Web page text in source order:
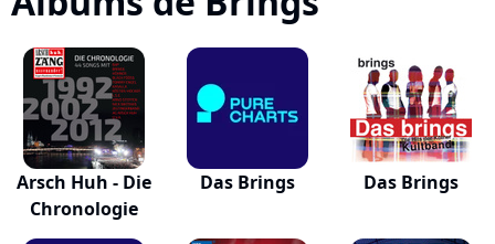
Arsch Huh - Die
Chronologie
Das Brings Das Brings